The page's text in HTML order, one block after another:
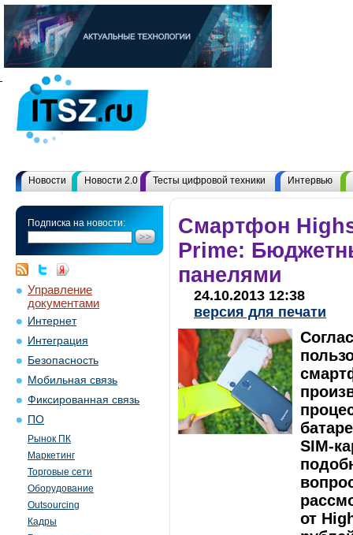
Новости Новости 2.0 Тесты цифровой техники Интервью
Подписка на новости:
Управление
документами
Интернет
Интеграция
Безопасность
Мобильная связь
Фиксированная связь
ПО
Рынок ПК
Маркетинг
Торговые сети
Оборудование
Outsourcing
Кадры
Смартфон
Prime:
панелями
24.10.2013 12:38
версия для печати
SIM-
от